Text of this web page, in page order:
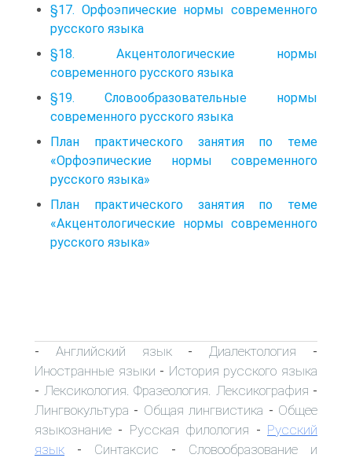
§17. Орфоэпические нормы современного
русского языка
§18. Акцентологические нормы
современного русского языка
§19. Словообразовательные нормы
современного русского языка
План практического занятия по теме
«Орфоэпические нормы современного
русского языка»
План практического занятия по теме
«Акцентологические нормы современного
русского языка»
- Английский язык- Диалектология -
Иностранные языки - История русского языка
- Лексикология. Фразеология. Лексикография -
Лингвокультура - Общая лингвистика - Общее
языкознание - Русская филология - Русский
язык - Синтаксис - Словообразование и